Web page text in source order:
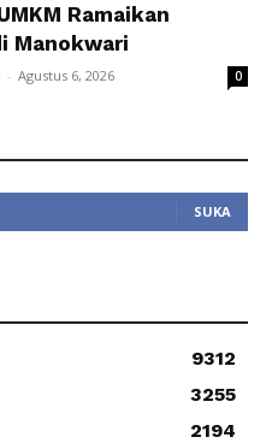
Ramaikan
Manokwari
- Agustus 6, 2026 0
SUKA
9312
3255
2194